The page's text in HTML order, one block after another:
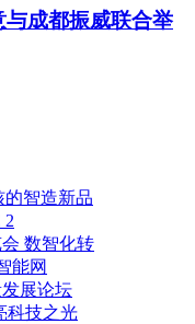
成都振威联合举
的智造新品
2
数智化转
能网
展论坛
科技之光